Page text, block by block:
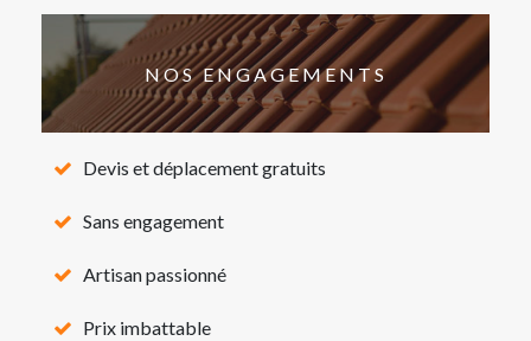
NOS ENGAGEMENTS
Devis et déplacement gratuits
Sans engagement
Artisan passionné
Prix imbattable